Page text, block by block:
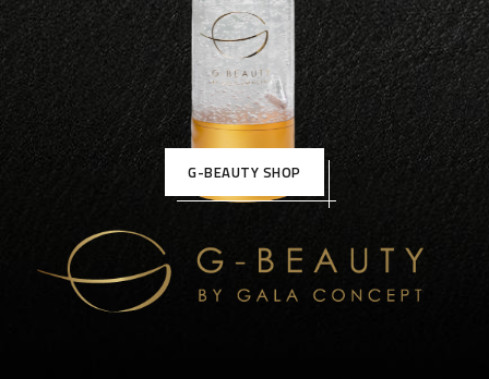
G-BEAUTY SHOP